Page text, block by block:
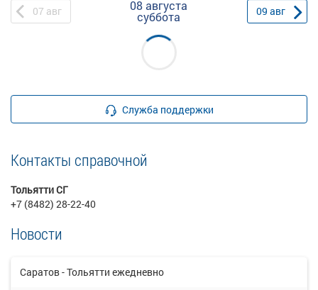
07 авг 08 августа
суббота 09 авг
Служба поддержки
Контакты справочной
Тольятти СГ
+7 (8482) 28-22-40
Новости
Саратов - Тольятти ежедневно